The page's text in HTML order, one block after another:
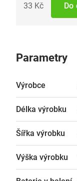
33 Kč Do
Parametry
Výrobce
Délka výrobku
Šířka výrobku
Výška výrobku